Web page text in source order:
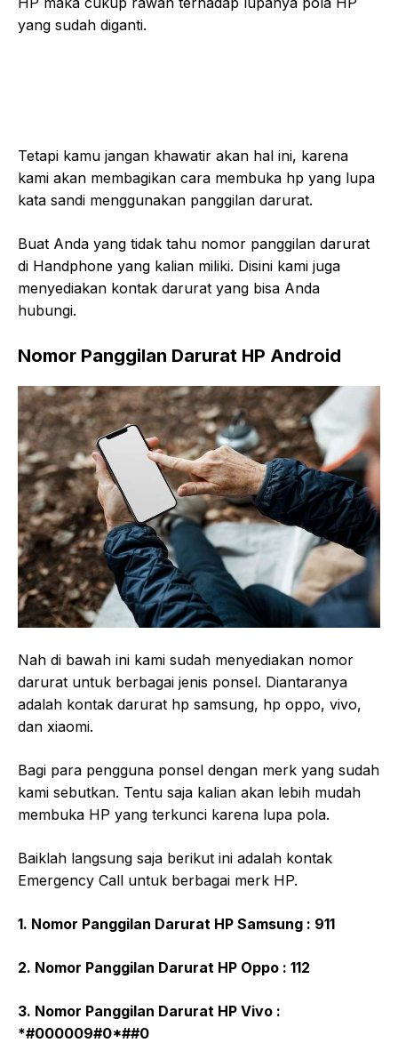
yang sudah diganti.
Tetapi kamu jangan khawatir akan hal ini, karena
kami akan membagikan cara membuka hp yang lupa
kata sandi menggunakan panggilan darurat.
Buat Anda yang tidak tahu nomor panggilan darurat
di Handphone yang kalian miliki. Disini kami juga
menyediakan kontak darurat yang bisa Anda
hubungi.
Nomor Panggilan Darurat HP Android
Nah di bawah ini kami sudah menyediakan nomor
darurat untuk berbagai jenis ponsel. Diantaranya
adalah kontak darurat hp samsung, hp oppo, vivo,
dan xiaomi.
Bagi para pengguna ponsel dengan merk yang sudah
kami sebutkan. Tentu saja kalian akan lebih mudah
membuka HP yang terkunci karena lupa pola.
Baiklah langsung saja berikut ini adalah kontak
Emergency Call untuk berbagai merk HP.
1. Nomor Panggilan Darurat HP Samsung : 911
2. Nomor Panggilan Darurat HP Oppo : 112
3. Nomor Panggilan Darurat HP Vivo :
*#000009#0*##0